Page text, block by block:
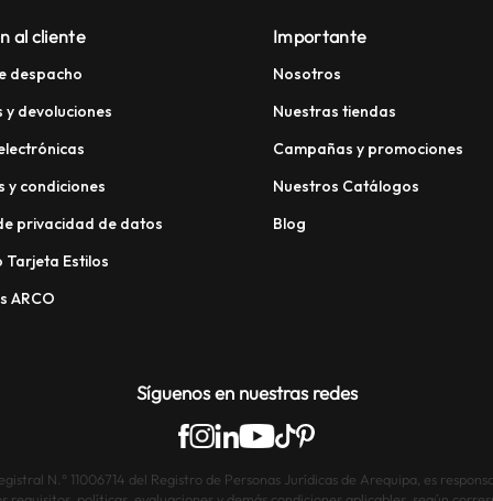
al cliente
despacho
y devoluciones
y condiciones
privacidad de datos
Estilos
ARCO
Importante
Nosotros
Nuestras tiendas
Campañas y promociones
Nuestros Catálogos
Blog
Síguenos en nuestras redes
N.° 11006714 del Registro de Personas Jurídicas de Arequipa, es